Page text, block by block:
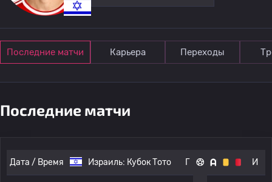
Последние матчи Карьера Переходы
Последние матчи
Дата / Время Израиль: Кубок Тото Г И